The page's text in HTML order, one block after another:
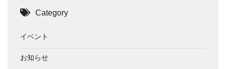
Category
イベント
お知らせ